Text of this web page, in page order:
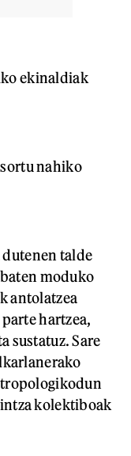
ekinaldiak
nahiko
talde
moduko
antolatzea
hartzea,
sustatuz. Sare
kolektiboak